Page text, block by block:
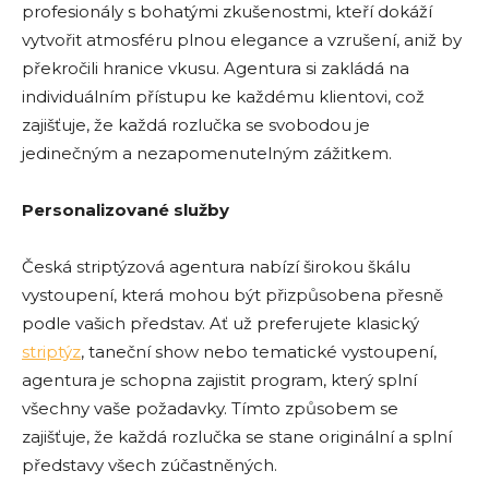
profesionály s bohatými zkušenostmi, kteří dokáží
vytvořit atmosféru plnou elegance a vzrušení, aniž by
překročili hranice vkusu. Agentura si zakládá na
individuálním přístupu ke každému klientovi, což
zajišťuje, že každá rozlučka se svobodou je
jedinečným a nezapomenutelným zážitkem.
Personalizované služby
Česká striptýzová agentura nabízí širokou škálu
vystoupení, která mohou být přizpůsobena přesně
podle vašich představ. Ať už preferujete klasický
striptýz, taneční show nebo tematické vystoupení,
agentura je schopna zajistit program, který splní
všechny vaše požadavky. Tímto způsobem se
zajišťuje, že každá rozlučka se stane originální a splní
představy všech zúčastněných.